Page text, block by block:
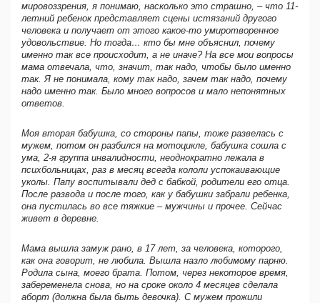
мировоззрения, я понимаю, насколько это страшно, – что 11-
летний ребенок представляет сцены истязаний другого
человека и получает от этого какое-то умиротворенное
удовольствие. Но тогда… кто бы мне объяснил, почему
именно так все происходит, а не иначе? На все мои вопросы
мама отвечала, что, значит, так надо, чтобы было именно
так. Я не понимала, кому так надо, зачем так надо, почему
надо именно так. Было много вопросов и мало непонятных
ответов.
Моя вторая бабушка, со стороны папы, тоже развелась с
мужем, потом он разбился на мотоцикле, бабушка сошла с
ума, 2-я группа инвалидности, неоднократно лежала в
психбольницах, раз в месяц всегда кололи успокаивающие
уколы. Папу воспитывали дед с бабкой, родители его отца.
После развода и после того, как у бабушки забрали ребенка,
она пустилась во все тяжкие – мужчины и прочее. Сейчас
живет в деревне.
Мама вышла замуж рано, в 17 лет, за человека, которого,
как она говорит, не любила. Вышла назло любимому парню.
Родила сына, моего брата. Потом, через некоторое время,
забеременела снова, но на сроке около 4 месяцев сделала
аборт (должна была быть девочка). С мужем прожили